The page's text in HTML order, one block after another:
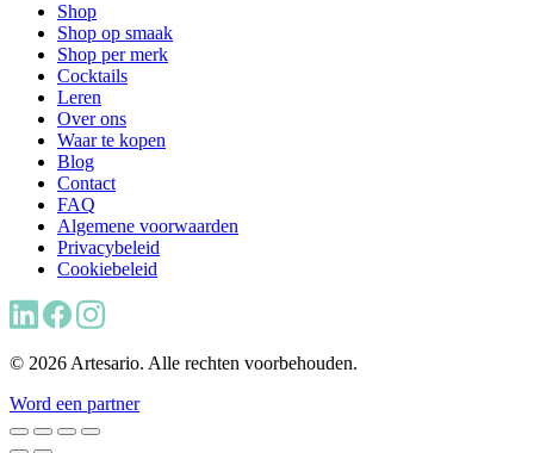
Shop
Shop op smaak
Shop per merk
Cocktails
Leren
Over ons
Waar te kopen
Blog
Contact
FAQ
Algemene voorwaarden
Privacybeleid
Cookiebeleid
© 2026 Artesario. Alle rechten voorbehouden.
Word een partner